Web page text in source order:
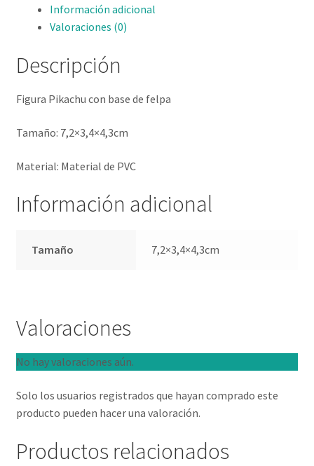
Información adicional
Valoraciones (0)
Descripción
Figura Pikachu con base de felpa
Tamaño: 7,2×3,4×4,3cm
Material: Material de PVC
Información adicional
Tamaño 7,2×3,4×4,3cm
Valoraciones
No hay valoraciones aún.
Solo los usuarios registrados que hayan comprado este
producto pueden hacer una valoración.
Productos relacionados